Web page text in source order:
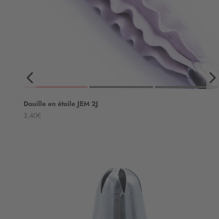
Douille en étoile JEM 2J
Angebot
3,40€